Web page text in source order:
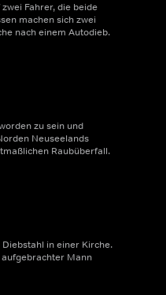
Fahrer, die beide
machen sich zwei
nach einem Autodieb.
zu sein und
Neuseelands
Raubüberfall.
in einer Kirche.
Mann